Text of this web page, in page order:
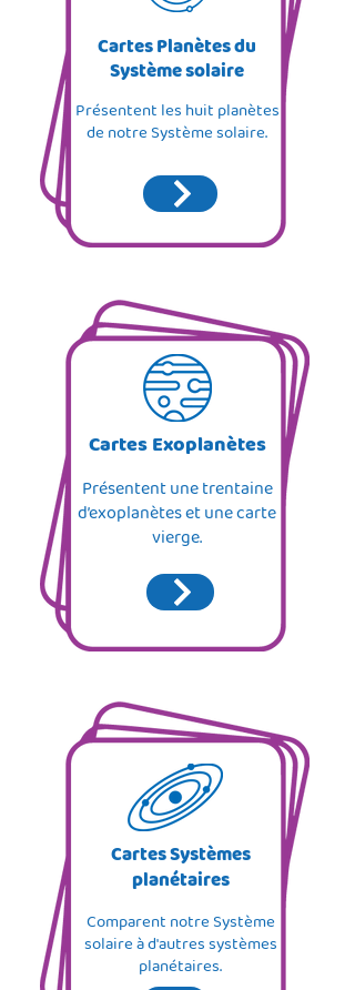
Cartes Planètes du
Système solaire
Présentent les huit planètes
de notre Système solaire.
Cartes Exoplanètes
Présentent une trentaine
d’exoplanètes et une carte
vierge.
Cartes Systèmes
planétaires
Comparent notre Système
solaire à d'autres systèmes
planétaires.